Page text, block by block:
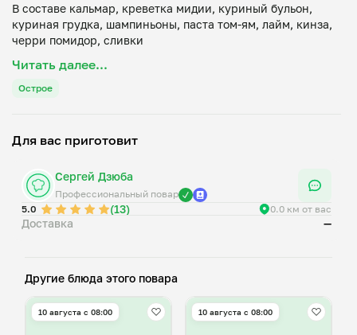
В составе кальмар, креветка мидии, куриный бульон,
куриная грудка, шампиньоны, паста том-ям, лайм, кинза,
черри помидор, сливки
Читать далее...
Острое
Для вас приготовит
Сергей Дзюба
Профессиональный повар
5.0
(13) 0.0 км от вас
Доставка —
Другие блюда этого повара
10 августа с 08:00 10 августа с 08:00